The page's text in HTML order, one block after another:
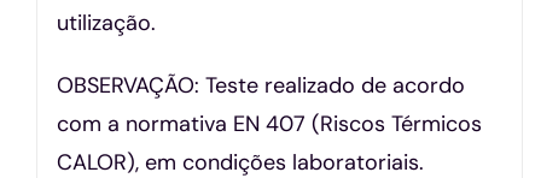
utilização.
OBSERVAÇÃO: Teste realizado de acordo
com a normativa EN 407 (Riscos Térmicos
CALOR), em condições laboratoriais.